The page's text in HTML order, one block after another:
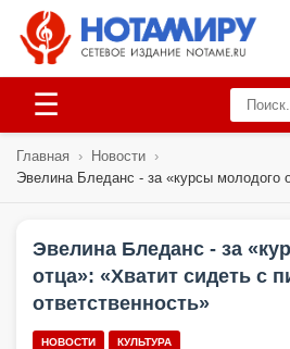
☰
Главная › Новости ›
Эвелина Бледанс - за «курсы молодого
Эвелина Бледанс - за
отца»: «Хватит сидеть с
ответственность»
НОВОСТИ КУЛЬТУРА